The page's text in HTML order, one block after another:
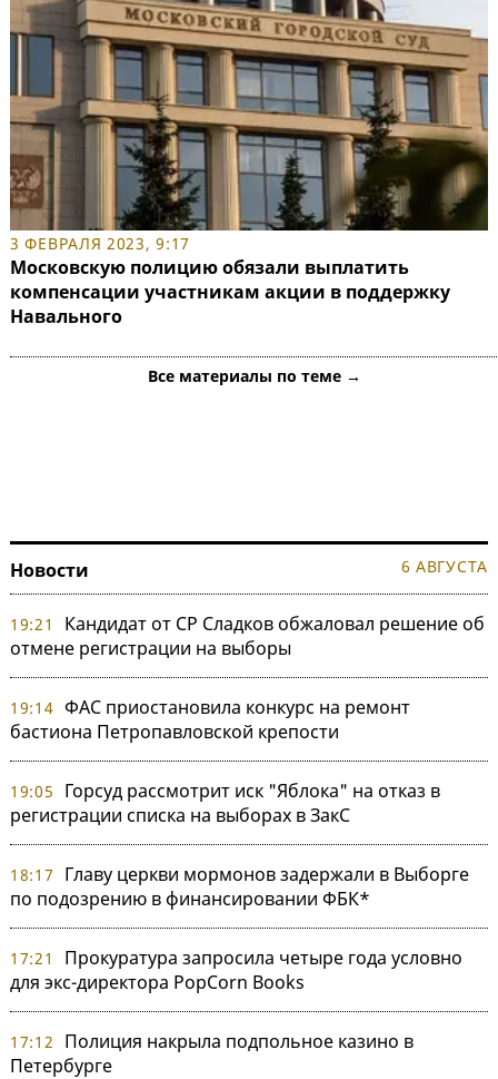
3 ФЕВРАЛЯ 2023, 9:17
Московскую полицию обязали выплатить
компенсации участникам акции в поддержку
Навального
Все материалы по теме →
Новости 6 АВГУСТА
19:21
Кандидат от СР Сладков обжаловал решение об
отмене регистрации на выборы
19:14 ФАС приостановила конкурс на ремонт
бастиона Петропавловской крепости
19:05
Горсуд рассмотрит иск "Яблока" на отказ в
регистрации списка на выборах в ЗакС
18:17
Главу церкви мормонов задержали в Выборге
по подозрению в финансировании ФБК*
17:21
Прокуратура запросила четыре года условно
для экс-директора PopCorn Books
17:12
Полиция накрыла подпольное казино в
Петербурге